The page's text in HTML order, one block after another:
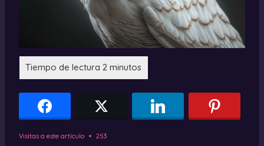
Visitas a este artículo 253